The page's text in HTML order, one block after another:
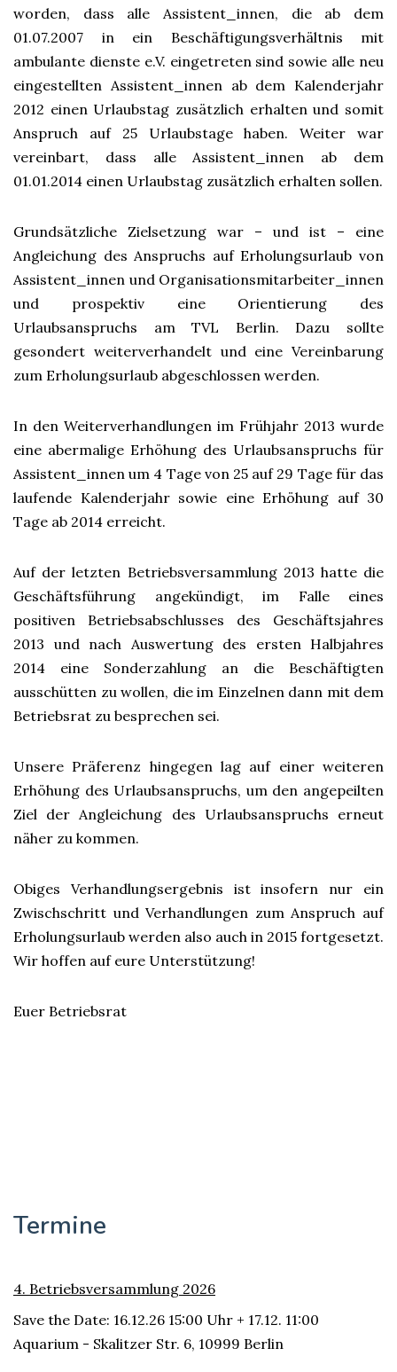
worden, dass alle Assistent_innen, die ab dem
01.07.2007 in ein Beschäftigungsverhältnis mit
ambulante dienste e.V. eingetreten sind sowie alle neu
eingestellten Assistent_innen ab dem Kalenderjahr
2012 einen Urlaubstag zusätzlich erhalten und somit
Anspruch auf 25 Urlaubstage haben. Weiter war
vereinbart, dass alle Assistent_innen ab dem
01.01.2014 einen Urlaubstag zusätzlich erhalten sollen.
Grundsätzliche Zielsetzung war – und ist – eine
Angleichung des Anspruchs auf Erholungsurlaub von
Assistent_innen und Organisationsmitarbeiter_innen
und prospektiv eine Orientierung des
Urlaubsanspruchs am TVL Berlin. Dazu sollte
gesondert weiterverhandelt und eine Vereinbarung
zum Erholungsurlaub abgeschlossen werden.
In den Weiterverhandlungen im Frühjahr 2013 wurde
eine abermalige Erhöhung des Urlaubsanspruchs für
Assistent_innen um 4 Tage von 25 auf 29 Tage für das
laufende Kalenderjahr sowie eine Erhöhung auf 30
Tage ab 2014 erreicht.
Auf der letzten Betriebsversammlung 2013 hatte die
Geschäftsführung angekündigt, im Falle eines
positiven Betriebsabschlusses des Geschäftsjahres
2013 und nach Auswertung des ersten Halbjahres
2014 eine Sonderzahlung an die Beschäftigten
ausschütten zu wollen, die im Einzelnen dann mit dem
Betriebsrat zu besprechen sei.
Unsere Präferenz hingegen lag auf einer weiteren
Erhöhung des Urlaubsanspruchs, um den angepeilten
Ziel der Angleichung des Urlaubsanspruchs erneut
näher zu kommen.
Obiges Verhandlungsergebnis ist insofern nur ein
Zwischschritt und Verhandlungen zum Anspruch auf
Erholungsurlaub werden also auch in 2015 fortgesetzt.
Wir hoffen auf eure Unterstützung!
Euer Betriebsrat
Termine
4. Betriebsversammlung 2026
Save the Date: 16.12.26 15:00 Uhr + 17.12. 11:00
Aquarium - Skalitzer Str. 6, 10999 Berlin